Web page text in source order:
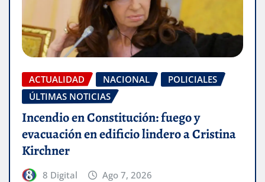
ACTUALIDAD NACIONAL
POLICIALES
ÚLTIMAS NOTICIAS
Incendio en Constitución: fuego y
evacuación en edificio lindero a Cristina
Kirchner
8 Digital Ago 7, 2026